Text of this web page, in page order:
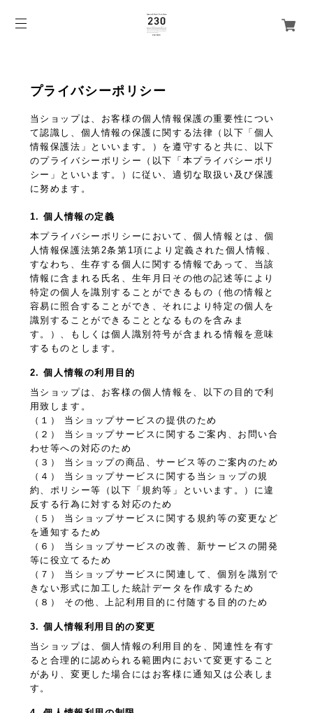
プライバシーポリシー
当ショップは、お客様の個人情報保護の重要性につい
て認識し、個人情報の保護に関する法律（以下「個人
情報保護法」といいます。）を遵守すると共に、以下
のプライバシーポリシー（以下「本プライバシーポリ
シー」といいます。）に従い、適切な取扱い及び保護
に努めます。
1. 個人情報の定義
本プライバシーポリシーにおいて、個人情報とは、個
人情報保護法第2条第1項により定義された個人情報、
すなわち、生存する個人に関する情報であって、当該
情報に含まれる氏名、生年月日その他の記述等により
特定の個人を識別することができるもの（他の情報と
容易に照合することができ、それにより特定の個人を
識別することができることとなるものを含みま
す。）、もしくは個人識別符号が含まれる情報を意味
するものとします。
2. 個人情報の利用目的
当ショップは、お客様の個人情報を、以下の目的で利
用致します。
（１） 当ショップサービスの提供のため
（２） 当ショップサービスに関するご案内、お問い合
わせ等への対応のため
（３） 当ショップの商品、サービス等のご案内のため
（４） 当ショップサービスに関する当ショップの規
約、ポリシー等（以下「規約等」といいます。）に違
反する行為に対する対応のため
（５） 当ショップサービスに関する規約等の変更など
を通知するため
（６） 当ショップサービスの改善、新サービスの開発
等に役立てるため
（７） 当ショップサービスに関連して、個別を識別で
きない形式に加工した統計データを作成するため
（８） その他、上記利用目的に付随する目的のため
3. 個人情報利用目的の変更
当ショップは、個人情報の利用目的を、関連性を有す
ると合理的に認められる範囲内において変更すること
があり、変更した場合にはお客様に通知又は公表しま
す。